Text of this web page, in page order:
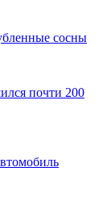
сосны
почти 200